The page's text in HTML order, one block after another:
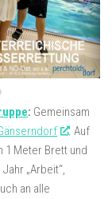
: Gemeinsam
. Auf
1 Meter Brett und
„Arbeit“,
an alle